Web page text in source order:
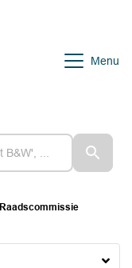
Menu
Raadscommissie